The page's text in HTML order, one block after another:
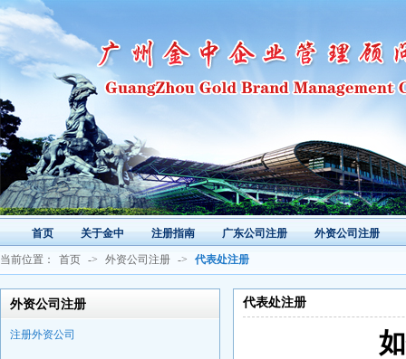
首页 关于金中 注册指南 广东公司注册 外资公司注册
当前位置： 首页 -> 外资公司注册 -> 代表处注册
外资公司注册
注册外资公司
代表处注册